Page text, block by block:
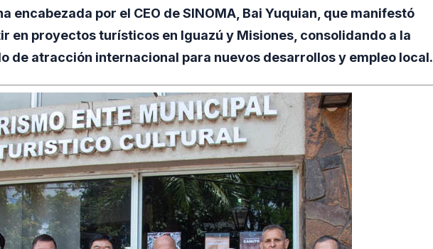
encabezada por el CEO de SINOMA, Bai Yuquian, que manifestó
en proyectos turísticos en Iguazú y Misiones, consolidando a la
de atracción internacional para nuevos desarrollos y empleo local.